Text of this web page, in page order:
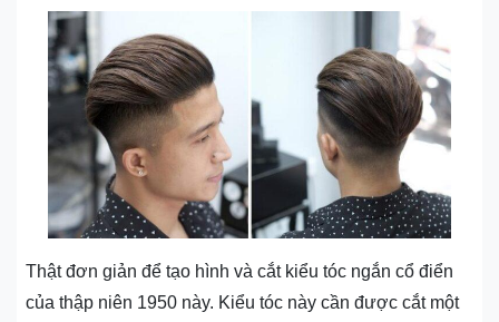
Thật đơn giản để tạo hình và cắt kiểu tóc ngắn cổ điển
của thập niên 1950 này. Kiểu tóc này cần được cắt một